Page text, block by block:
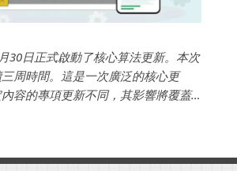
30日正式啟動了核心算法更新。本次
周時間。這是一次廣泛的核心更
容的專項更新不同，其影響將覆蓋
些夥伴反映自己網站的收錄出現了